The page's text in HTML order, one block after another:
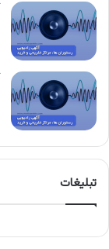
تبلیغات